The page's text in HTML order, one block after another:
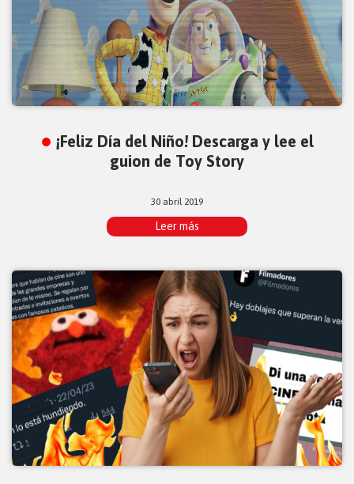
¡Feliz Día del Niño! Descarga y lee el
guion de Toy Story
30 abril 2019
Leer más